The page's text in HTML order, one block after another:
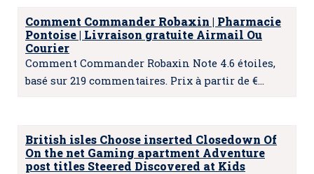
Comment Commander Robaxin | Pharmacie
Pontoise | Livraison gratuite Airmail Ou
Courier
Comment Commander Robaxin Note 4.6 étoiles,
basé sur 219 commentaires. Prix à partir de €…
British isles Choose inserted Closedown Of
On the net Gaming apartment Adventure
post titles Steered Discovered at Kids